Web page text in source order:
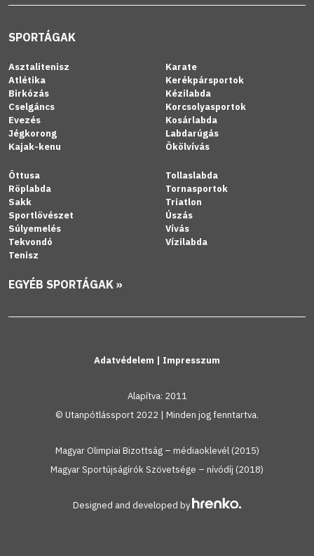
SPORTÁGAK
Asztalitenisz
Atlétika
Birkózás
Cselgáncs
Evezés
Jégkorong
Kajak-kenu
Karate
Kerékpársportok
Kézilabda
Korcsolyasportok
Kosárlabda
Labdarúgás
Ökölvívás
Öttusa
Röplabda
Sakk
Sportlövészet
Súlyemelés
Tekvondó
Tenisz
Tollaslabda
Tornasportok
Triatlon
Úszás
Vívás
Vízilabda
EGYÉB SPORTÁGAK »
Adatvédelem | Impresszum
Alapítva: 2011
© Utanpótlássport 2022 | Minden jog fenntartva.
Magyar Olimpiai Bizottság – médiaoklevél (2015)
Magyar Sportújságírók Szövetsége – nívódíj (2018)
Designed and developed by